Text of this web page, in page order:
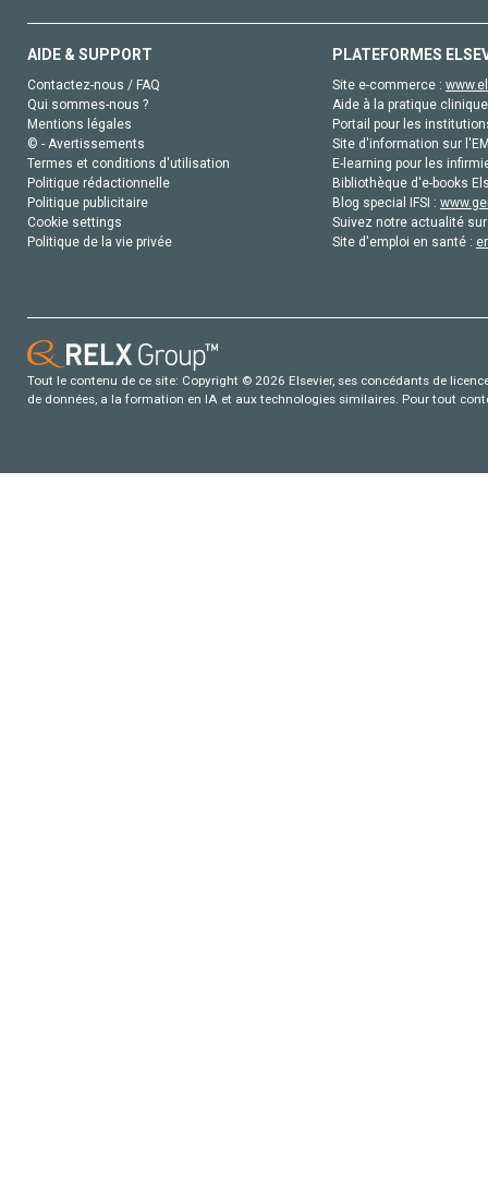
AIDE & SUPPORT
Contactez-nous / FAQ
Qui sommes-nous ?
Mentions légales
© - Avertissements
Termes et conditions d'utilisation
Politique rédactionnelle
Politique publicitaire
Cookie settings
Politique de la vie privée
PLATEFORMES
Site e-commerce :
Aide à la pratique
Portail pour les
Site d'information sur
E-learning pour les
Bibliothèque d'e-books
Blog special IFSI :
Suivez notre actualité
Site d'emploi en santé :
Tout le contenu de ce site: Copyright © 2026 Elsevier, ses concédants de
de données, a la formation en IA et aux technologies similaires. Pour tout